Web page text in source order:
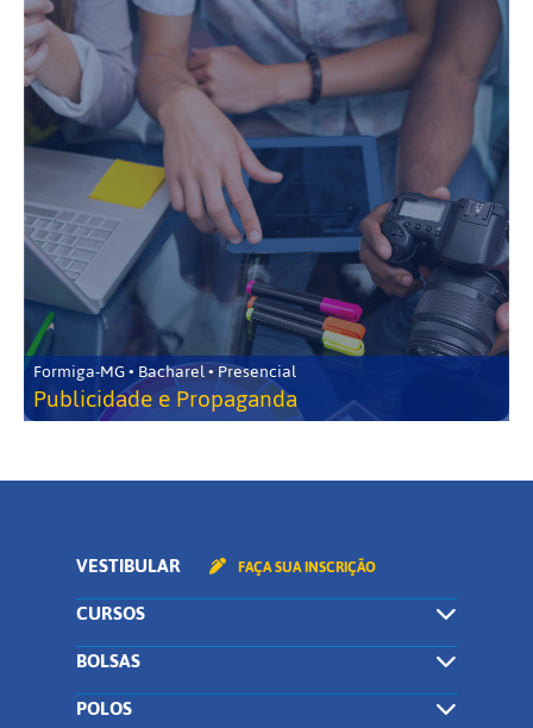
Formiga-MG • Bacharel • Presencial
Publicidade e Propaganda
VESTIBULAR FAÇA SUA INSCRIÇÃO
CURSOS
BOLSAS
POLOS